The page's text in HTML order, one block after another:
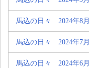
馬込の日々 2024年8月
馬込の日々 2024年7月
馬込の日々 2024年6月